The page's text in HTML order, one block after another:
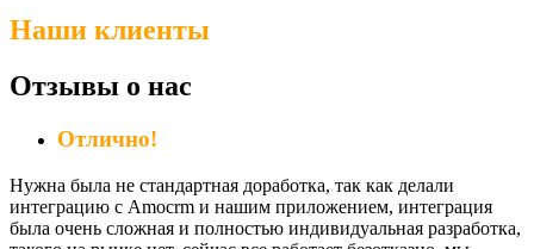
Наши клиенты
Отзывы о нас
Отлично!
Нужна была не стандартная доработка, так как делали
интеграцию с Amocrm и нашим приложением, интеграция
была очень сложная и полностью индивидуальная разработка,